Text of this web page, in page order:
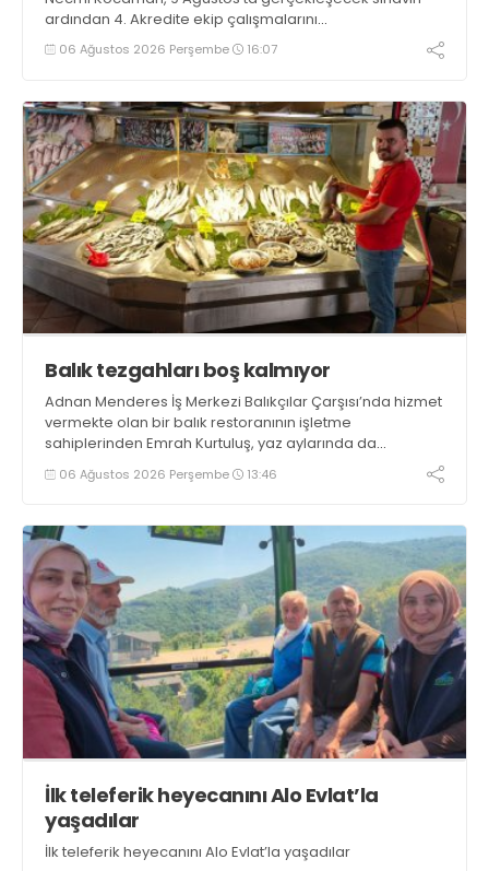
ardından 4. Akredite ekip çalışmalarını
tamamlayacaklarını ifade ederek açıklamalarda
bulundu. Kocaman, “Gölcük’te ve Kocaeli genelinde ses
06 Ağustos 2026 Perşembe 16:07
Balık tezgahları boş kalmıyor
Adnan Menderes İş Merkezi Balıkçılar Çarşısı’nda hizmet
vermekte olan bir balık restoranının işletme
sahiplerinden Emrah Kurtuluş, yaz aylarında da
tezgahlarda taze balık bulunduğunu ifade ederek “Yıl
boyunca tezgahlarda taze balık bulmak mümkün
06 Ağustos 2026 Perşembe 13:46
İlk teleferik heyecanını Alo Evlat’la
yaşadılar
İlk teleferik heyecanını Alo Evlat’la yaşadılar